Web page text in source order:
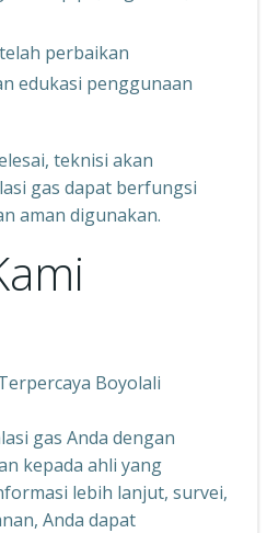
perbaikan
edukasi penggunaan
teknisi akan
gas dapat berfungsi
aman digunakan.
Boyolali
gas Anda dengan
kepada ahli yang
lebih lanjut, survei,
Anda dapat